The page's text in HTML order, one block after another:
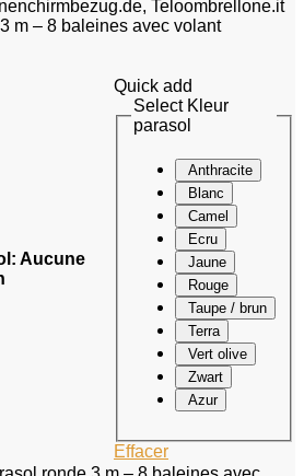
m – 8 baleines avec volant
: Aucune
Quick add
Select Kleur
parasol
Anthracite
Blanc
Camel
Ecru
Jaune
Rouge
Taupe / brun
Terra
Vert olive
Zwart
Azur
Effacer